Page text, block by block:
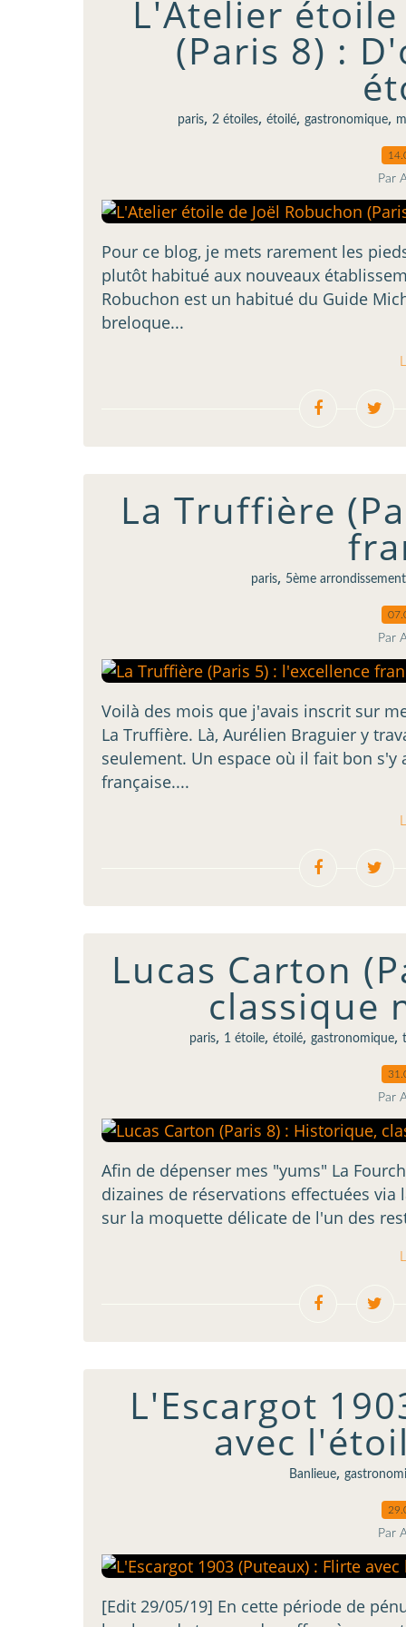
L'Atelier
(Paris 8) :
paris, 2 étoiles, étoilé, gastronomique,
Par
Pour ce blog, je mets rarement les
plutôt habitué aux nouveaux
Robuchon est un habitué du Guide
breloque...
La Truffière
paris, 5ème arrondissement
Par
Voilà des mois que j'avais inscrit sur
La Truffière. Là, Aurélien Braguier y
seulement. Un espace où il fait bon
française....
Lucas Carton
classique
paris, 1 étoile, étoilé, gastronomique,
Par
Afin de dépenser mes "yums" La
dizaines de réservations effectuées
sur la moquette délicate de l'un des
L'Escargot
avec
Banlieue,
Par
[Edit 29/05/19] En cette période de